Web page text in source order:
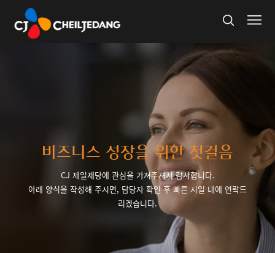
비즈니스 성장을 위한 첫걸음
CJ 제일제당에 관심을 가져주셔서 감사합니다.
아래 양식을 작성해 주시면, 담당자 확인 후 빠른 시일 내에 연락드
리겠습니다.